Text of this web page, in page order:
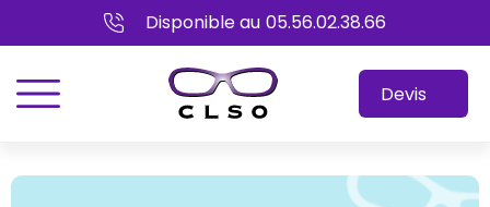
Disponible au 05.56.02.38.66
menu Devis